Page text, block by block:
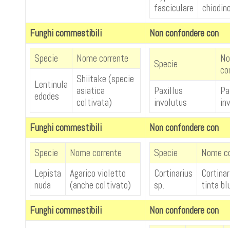
fasciculare
Funghi commestibili
Non confondere con
Specie
Nome corrente
Lentinula
edodes
Shiitake (specie
asiatica
coltivata)
Specie
Paxillus
involutus
Funghi commestibili
Non confondere con
Specie
Nome corrente
Lepista
nuda
Agarico violetto
(anche coltivato)
Specie
Nome
Cortinarius
sp.
tinta
Funghi commestibili
Non confondere con